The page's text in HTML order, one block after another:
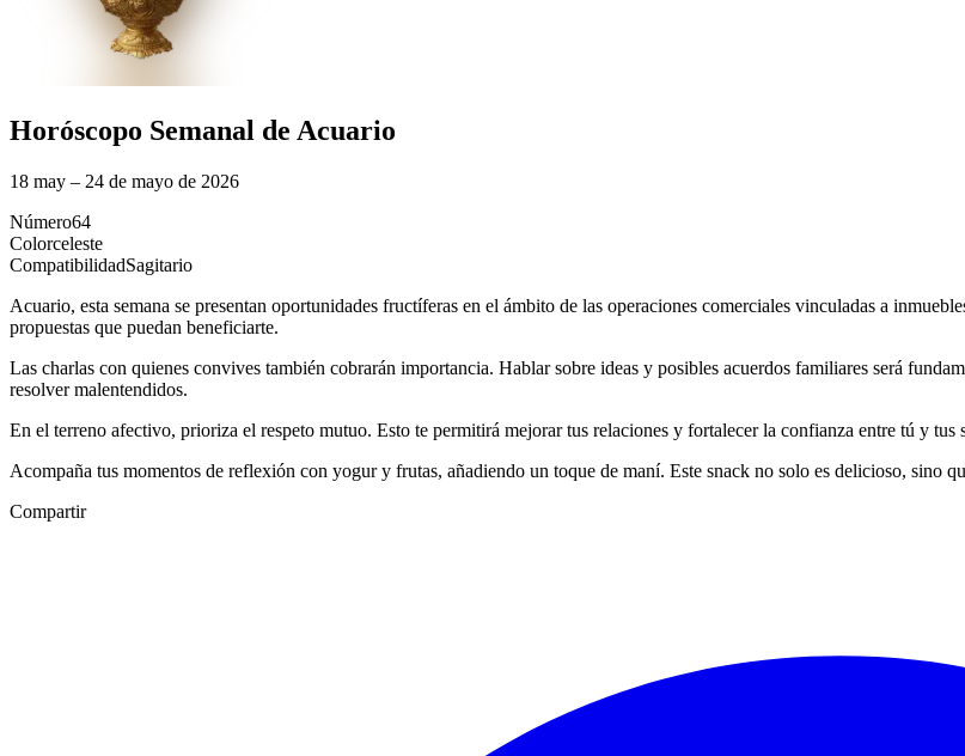
Horóscopo Semanal de Acuario
18 may – 24 de mayo de 2026
Número64
Colorceleste
CompatibilidadSagitario
Acuario, esta semana se presentan oportunidades fructíferas en el ámbito de las operaciones comerciales vinculadas a
propuestas que puedan beneficiarte.
Las charlas con quienes convives también cobrarán importancia. Hablar sobre ideas y posibles acuerdos familiares será
resolver malentendidos.
En el terreno afectivo, prioriza el respeto mutuo. Esto te permitirá mejorar tus relaciones y fortalecer la confianza entre tú y tus
Acompaña tus momentos de reflexión con yogur y frutas, añadiendo un toque de maní. Este snack no solo es delicioso, sino
Compartir